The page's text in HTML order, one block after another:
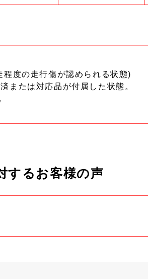
度の走行傷が認められる状態)
または対応品が付属した状態。
するお客様の声